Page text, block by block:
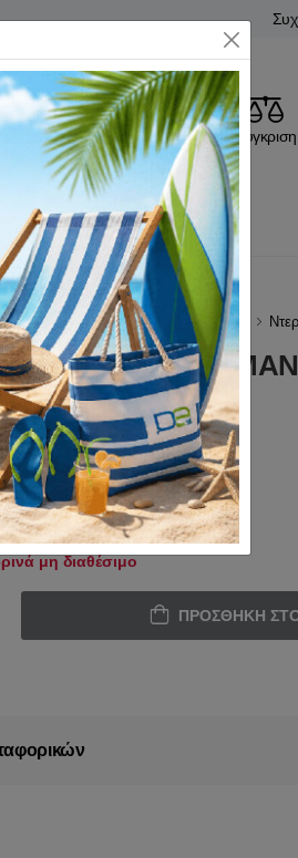
Αγαπημένα Σύγκριση
Ανταλλακτικά Ποδηλάτου
Acera
(0 Αξιολογήσεις)
μη διαθέσιμο
ΠΡΟΣΘΉΚΗ
Close